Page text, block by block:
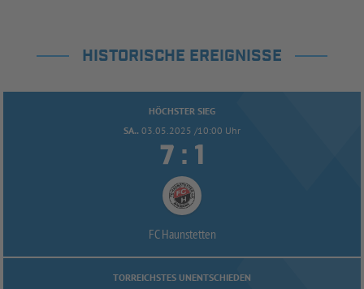
HISTORISCHE EREIGNISSE
HÖCHSTER SIEG
SA.. 03.05.2025 /10:00 Uhr
 : 
FC Haunstetten
TORREICHSTES UNENTSCHIEDEN